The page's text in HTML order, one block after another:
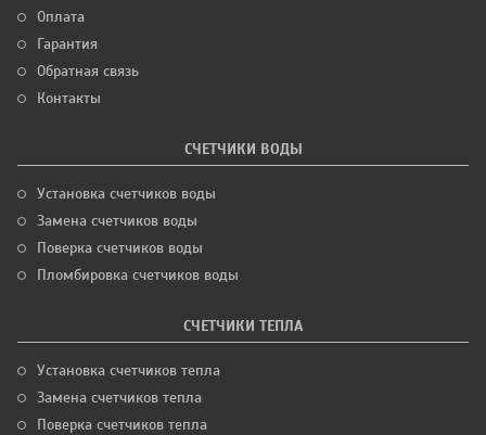
Оплата
Гарантия
Обратная связь
Контакты
СЧЕТЧИКИ ВОДЫ
Установка счетчиков воды
Замена счетчиков воды
Поверка счетчиков воды
Пломбировка счетчиков воды
СЧЕТЧИКИ ТЕПЛА
Установка счетчиков тепла
Замена счетчиков тепла
Поверка счетчиков тепла